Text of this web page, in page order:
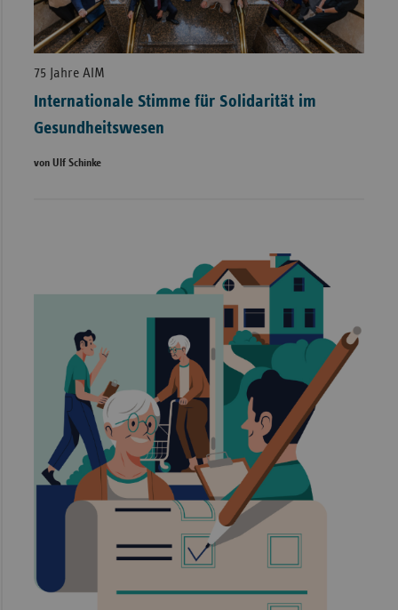
75 Jahre AIM
Internationale Stimme für Solidarität im
Gesundheitswesen
von Ulf Schinke